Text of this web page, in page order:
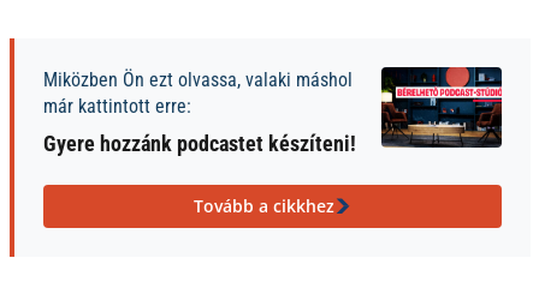
Miközben Ön ezt olvassa, valaki máshol
már kattintott erre:
Gyere hozzánk podcastet készíteni!
Tovább a cikkhez